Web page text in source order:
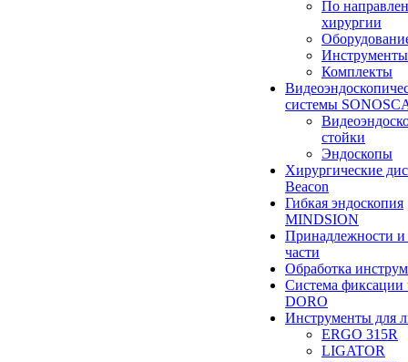
По
хирургии
Инструменты
Комплекты
системы
стойки
Эндоскопы
Хирургические
Beacon
Гибкая эндоскопия
MINDSION
Принадлежности и
части
Обработка
Система фиксации
DORO
Инструменты для
ERGO 315R
LIGATOR